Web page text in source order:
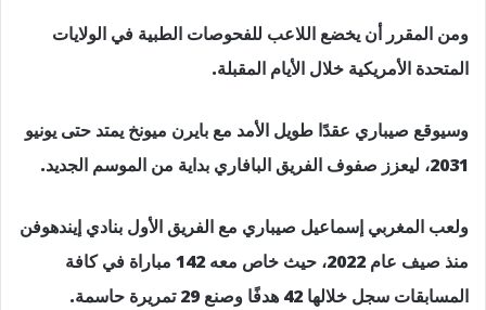
ومن المقرر أن يخضع اللاعب للفحوصات الطبية في الولايات
المتحدة الأمريكية خلال الأيام المقبلة.
وسيوقع صيباري عقدًا طويل الأمد مع بايرن ميونخ يمتد حتى يونيو
2031، ليعزز صفوف الفريق البافاري بداية من الموسم الجديد.
ولعب المغربي إسماعيل صيباري مع الفريق الأول بنادي إيندهوفن
منذ صيف عام 2022، حيث خاص معه 142 مباراة في كافة
المسابقات سجل خلالها 42 هدفًا وصنع 29 تمريرة حاسمة.